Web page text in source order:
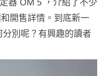
開售詳情。到底新一
別呢？有興趣的讀者